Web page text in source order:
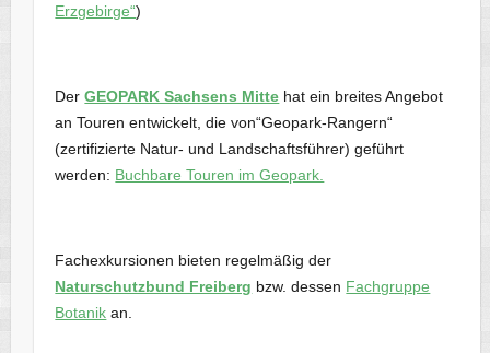
Erzgebirge“)
DerGEOPARK Sachsens Mitte hat ein breites Angebot
an Touren entwickelt, die von“Geopark-Rangern“
(zertifizierte Natur- und Landschaftsführer) geführt
werden: Buchbare Touren im Geopark.
Fachexkursionen bieten regelmäßig der
Naturschutzbund Freiberg bzw. dessen Fachgruppe
Botanik an.